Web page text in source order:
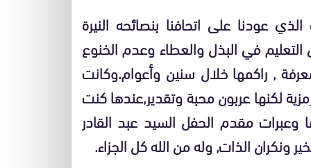
عودنا على اتحافنا بنصائحه النيرة
في البذل والعطاء وعدم الخنوع
, راكمها خلال سنين وأعوام.وكانت
لكنها عربون محبة وتقدير,عندها كنت
وعبرات مقدم الحفل السيد عبد القادر
ونكران الذات, وله من الله كل الجزاء.